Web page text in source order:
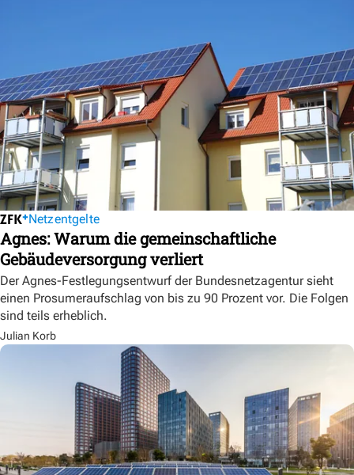
Netzentgelte
Agnes: Warum die gemeinschaftliche
Gebäudeversorgung verliert
Der Agnes-Festlegungsentwurf der Bundesnetzagentur sieht
einen Prosumeraufschlag von bis zu 90 Prozent vor. Die Folgen
sind teils erheblich.
Julian Korb